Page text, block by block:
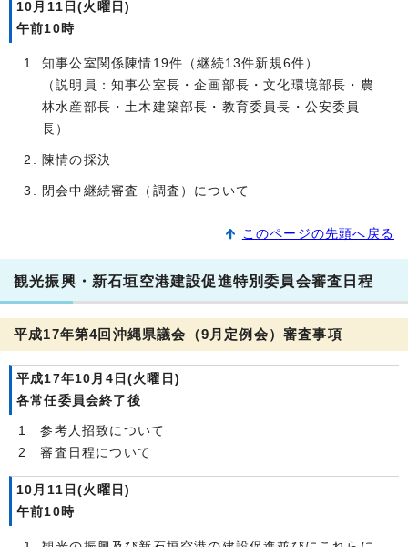
10月11日(火曜日)
午前10時
知事公室関係陳情19件（継続13件新規6件）
（説明員：知事公室長・企画部長・文化環境部長・農
林水産部長・土木建築部長・教育委員長・公安委員
長）
陳情の採決
閉会中継続審査（調査）について
このページの先頭へ戻る
観光振興・新石垣空港建設促進特別委員会審査日程
平成17年第4回沖縄県議会（9月定例会）審査事項
平成17年10月4日(火曜日)
各常任委員会終了後
1 参考人招致について
2 審査日程について
10月11日(火曜日)
午前10時